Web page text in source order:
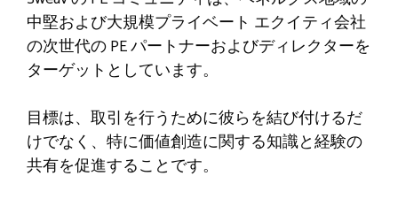
中堅および大規模プライベート エクイティ会社
の次世代の PE パートナーおよびディレクターを
ターゲットとしています。
目標は、取引を行うために彼らを結び付けるだ
けでなく、特に価値創造に関する知識と経験の
共有を促進することです。